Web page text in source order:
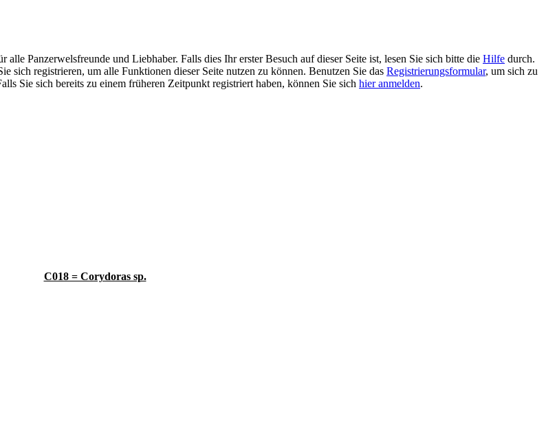
Panzerwelsfreunde und Liebhaber. Falls dies Ihr erster Besuch auf dieser Seite ist, lesen Sie sich bitte die Hilfe durch.
sich registrieren, um alle Funktionen dieser Seite nutzen zu können. Benutzen Sie das Registrierungsformular, um sich zu
Sie sich bereits zu einem früheren Zeitpunkt registriert haben, können Sie sich hier anmelden.
C018 = Corydoras sp.